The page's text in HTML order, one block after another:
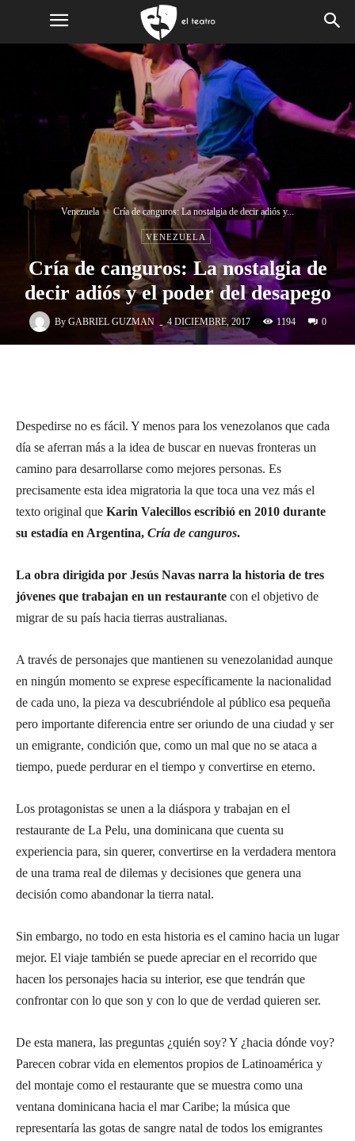
Venezuela Cría de canguros: La nostalgia de decir adiós y...
VENEZUELA
Cría de canguros: La nostalgia de
decir adiós y el poder del desapego
By GABRIEL GUZMAN - 4 DICIEMBRE, 2017 1194 0
Despedirse no es fácil. Y menos para los venezolanos que cada
día se aferran más a la idea de buscar en nuevas fronteras un
camino para desarrollarse como mejores personas. Es
precisamente esta idea migratoria la que toca una vez más el
texto original que Karin Valecillos escribió en 2010 durante
su estadía en Argentina, Cría de canguros.
La obra dirigida por Jesús Navas narra la historia de tres
jóvenes que trabajan en un restaurante con el objetivo de
migrar de su país hacia tierras australianas.
A través de personajes que mantienen su venezolanidad aunque
en ningún momento se exprese específicamente la nacionalidad
de cada uno, la pieza va descubriéndole al público esa pequeña
pero importante diferencia entre ser oriundo de una ciudad y ser
un emigrante, condición que, como un mal que no se ataca a
tiempo, puede perdurar en el tiempo y convertirse en eterno.
Los protagonistas se unen a la diáspora y trabajan en el
restaurante de La Pelu, una dominicana que cuenta su
experiencia para, sin querer, convertirse en la verdadera mentora
de una trama real de dilemas y decisiones que genera una
decisión como abandonar la tierra natal.
Sin embargo, no todo en esta historia es el camino hacia un lugar
mejor. El viaje también se puede apreciar en el recorrido que
hacen los personajes hacia su interior, ese que tendrán que
confrontar con lo que son y con lo que de verdad quieren ser.
De esta manera, las preguntas ¿quién soy? Y ¿hacia dónde voy?
Parecen cobrar vida en elementos propios de Latinoamérica y
del montaje como el restaurante que se muestra como una
ventana dominicana hacia el mar Caribe; la música que
representaría las gotas de sangre natal de todos los emigrantes